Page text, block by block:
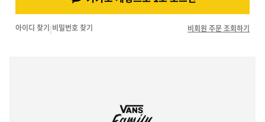
아이디 찾기|비밀번호 찾기 비회원 주문 조회하기